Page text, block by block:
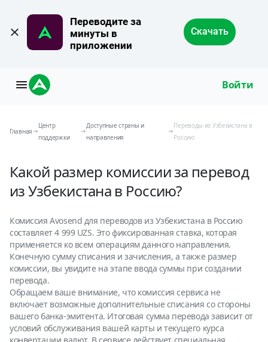
Переводите за
минуты в
приложении
Скачать
Войти
Главная
Центр
поддержки
Доступные страны и
направления
Переводы из Узбекистана в
Россию
Какой размер комиссии за перевод
из Узбекистана в Россию?
Комиссия Avosend для переводов из Узбекистана в Россию
составляет 4 999 UZS. Это фиксированная ставка, которая
применяется ко всем операциям данного направления.
Конечную сумму списания и зачисления, а также размер
комиссии, вы увидите на этапе ввода суммы при создании
перевода.
Обращаем ваше внимание, что комиссия сервиса не
включает возможные дополнительные списания со стороны
вашего банка-эмитента. Итоговая сумма перевода зависит от
условий обслуживания вашей карты и текущего курса